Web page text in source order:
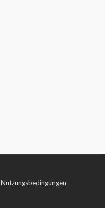
Nutzungsbedingungen